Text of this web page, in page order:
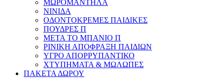
ΜΩΡΟΜΑΝΤΗΛΑ
ΝΙΝΙΔΑ
ΟΔΟΝΤΟΚΡΕΜΕΣ ΠΑΙΔΙΚΕΣ
ΠΟΥΔΡΕΣ Π
ΜΕΤΑ ΤΟ ΜΠΑΝΙΟ Π
ΡΙΝΙΚΗ ΑΠΟΦΡΑΞΗ ΠΑΙΔΙΩΝ
ΥΓΡΟ ΑΠΟΡΡΥΠΑΝΤΙΚΟ
ΧΤΥΠΗΜΑΤΑ & ΜΩΛΩΠΕΣ
ΠΑΚΕΤΑ ΔΩΡΟΥ